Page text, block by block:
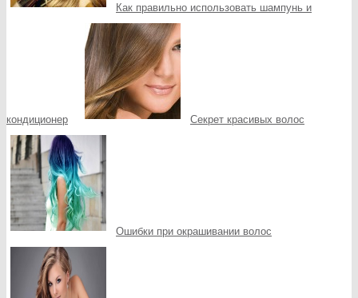
Как правильно использовать шампунь и
кондиционер Секрет красивых волос
Ошибки при окрашивании волос